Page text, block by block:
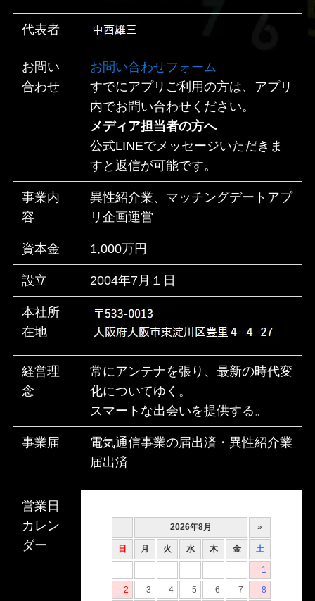
代表者
お問い
合わせ
お問い合わせフォーム
すでにアプリご利用の方は、アプリ
内でお問い合わせください。
メディア担当者の方へ
公式LINEでメッセージいただきま
すと返信が可能です。
事業内
容
異性紹介業、マッチングデートアプ
リ企画運営
資本金 1,000万円
設立 2004年7月１日
本社所
在地
経営理
念
常にアンテナを張り、最新の時代変
化についてゆく。
スマートな出会いを提供する。
事業届
電気通信事業の届出済・異性紹介業
届出済
営業日
カレン
ダー